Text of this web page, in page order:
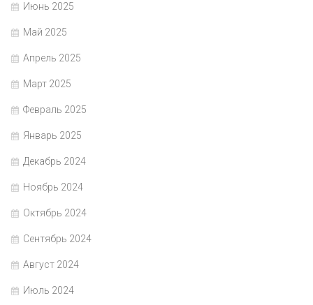
Июнь 2025
Май 2025
Апрель 2025
Март 2025
Февраль 2025
Январь 2025
Декабрь 2024
Ноябрь 2024
Октябрь 2024
Сентябрь 2024
Август 2024
Июль 2024